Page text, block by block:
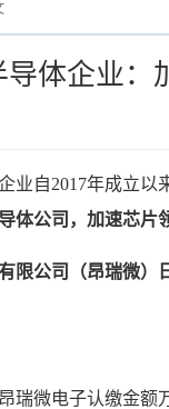
体企业：
业自2017年成立
体公司，加速芯片
限公司（昂瑞微）
瑞微电子认缴金额